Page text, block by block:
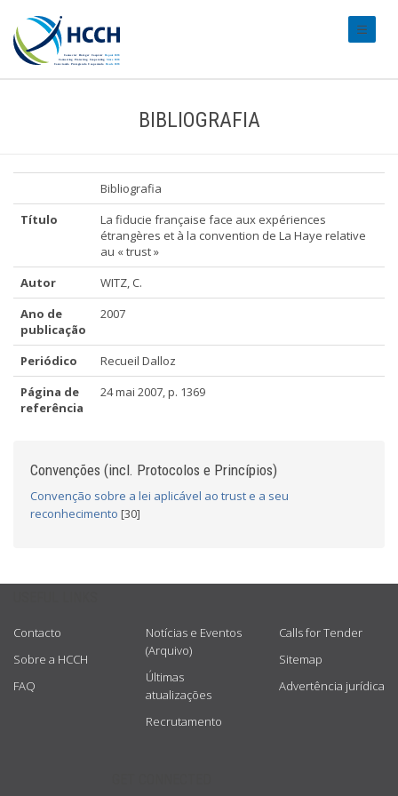
BIBLIOGRAFIA
Bibliografia
Título
La fiducie française face aux expériences
étrangères et à la convention de La Haye relative
au « trust »
Autor
WITZ, C.
Ano de
publicação
2007
Periódico
Recueil Dalloz
Página de
referência
24 mai 2007, p. 1369
Convenções (incl. Protocolos e Princípios)
Convenção sobre a lei aplicável ao trust e a seu
reconhecimento [30]
Contacto
Sobre a HCCH
FAQ
Notícias e Eventos
(Arquivo)
Últimas
atualizações
Recrutamento
Calls for Tender
Sitemap
Advertência jurídica